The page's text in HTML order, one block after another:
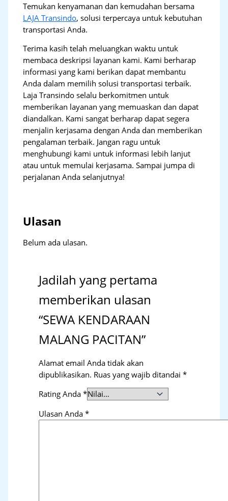
Temukan kenyamanan dan kemudahan bersama
LAJA Transindo, solusi terpercaya untuk kebutuhan
transportasi Anda.
Terima kasih telah meluangkan waktu untuk
membaca deskripsi layanan kami. Kami berharap
informasi yang kami berikan dapat membantu
Anda dalam memilih solusi transportasi terbaik.
Laja Transindo selalu berkomitmen untuk
memberikan layanan yang memuaskan dan dapat
diandalkan. Kami sangat berharap dapat segera
menjalin kerjasama dengan Anda dan memberikan
pengalaman terbaik. Jangan ragu untuk
menghubungi kami untuk informasi lebih lanjut
atau untuk memulai kerjasama. Sampai jumpa di
perjalanan Anda selanjutnya!
Ulasan
Belum ada ulasan.
Jadilah yang pertama
memberikan ulasan
“SEWA KENDARAAN
MALANG PACITAN”
Alamat email Anda tidak akan
dipublikasikan. Ruas yang wajib ditandai*
Rating Anda*
Ulasan Anda*